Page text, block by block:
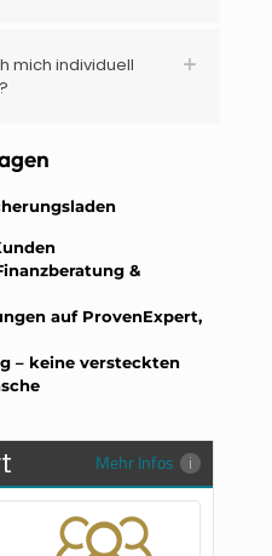
mich individuell
&
auf ProvenExpert,
– keine versteckten
Mehr Infos